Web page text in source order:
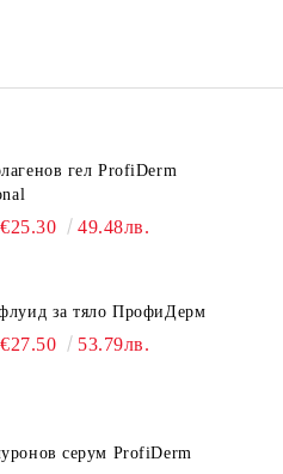
гел ProfiDerm
€25.30 49.48лв.
за тяло ПрофиДерм
€27.50 53.79лв.
серум ProfiDerm